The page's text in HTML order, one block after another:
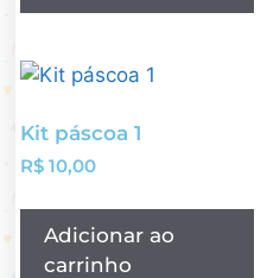
Kit páscoa 1
R$ 10,00
Adicionar ao
carrinho